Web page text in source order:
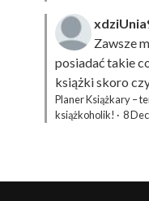
Zawsze
posiadać takie
książki skoro
Planer Książkary –
książkoholik! · 8